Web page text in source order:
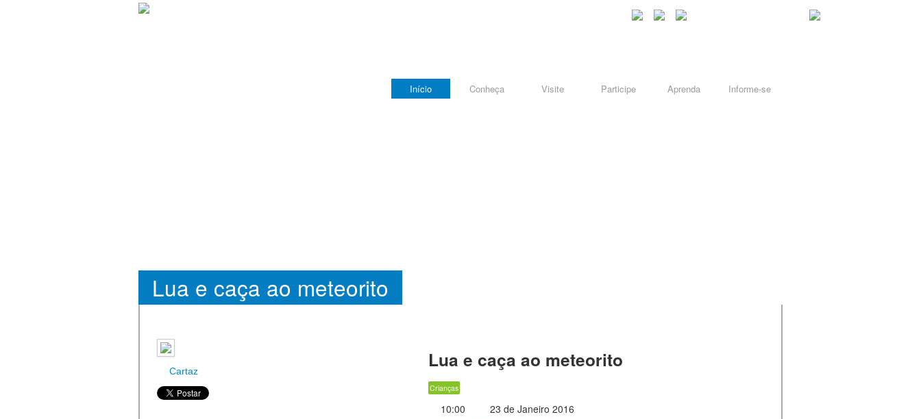
Início Conheça Visite Participe Aprenda Informe-se
Lua e caça ao meteorito
Cartaz Lua e caça ao meteorito
Crianças
10:00 23 de Janeiro 2016